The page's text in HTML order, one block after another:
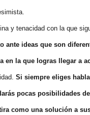
y tenacidad con la que
ante ideas que son
en la que logras llegar a
Si siempre eliges
pocas posibilidades
como una solución a